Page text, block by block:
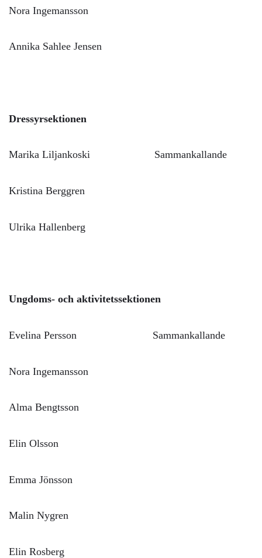
Nora Ingemansson
Annika Sahlee Jensen
Dressyrsektionen
Marika Liljankoski Sammankallande
Kristina Berggren
Ulrika Hallenberg
Ungdoms- och aktivitetssektionen
Evelina Persson Sammankallande
Nora Ingemansson
Alma Bengtsson
Elin Olsson
Emma Jönsson
Malin Nygren
Elin Rosberg